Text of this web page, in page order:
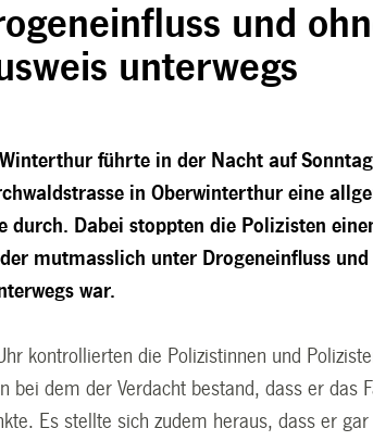
und
unterwegs
führte in der Nacht auf
in Oberwinterthur eine
durch. Dabei stoppten die Polizisten
mutmasslich unter Drogeneinfluss und
war.
kontrollierten die Polizistinnen und
bei dem der Verdacht bestand, dass er das
Es stellte sich zudem heraus, dass er